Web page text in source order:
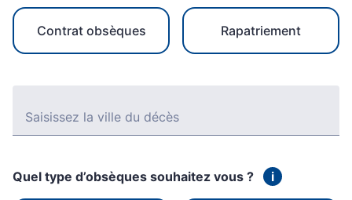
Contrat obsèques Rapatriement
Saisissez la ville du décès
Quel type d’obsèques souhaitez vous ? i